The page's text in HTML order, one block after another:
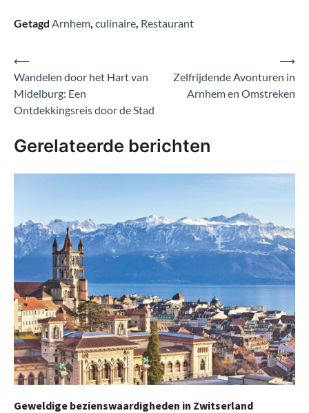
Getagd Arnhem culinaire Restaurant
Bericht
navigatie
⟵
Wandelen door het Hart van
Midelburg: Een
Ontdekkingsreis door de Stad
Zelfrijdende Avonturen in
Arnhem en Omstreken
⟶
Gerelateerde berichten
Geweldige bezienswaardigheden in Zwitserland